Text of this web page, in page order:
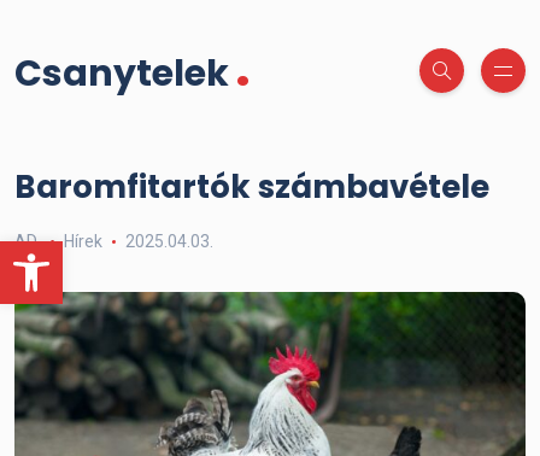
Eszköztár megnyitása
Csanytelek.
Baromfitartók számbavétele
AD Hírek 2025.04.03.